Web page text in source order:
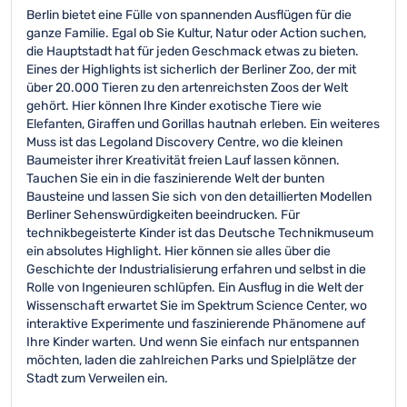
Berlin bietet eine Fülle von spannenden Ausflügen für die
ganze Familie. Egal ob Sie Kultur, Natur oder Action suchen,
die Hauptstadt hat für jeden Geschmack etwas zu bieten.
Eines der Highlights ist sicherlich der Berliner Zoo, der mit
über 20.000 Tieren zu den artenreichsten Zoos der Welt
gehört. Hier können Ihre Kinder exotische Tiere wie
Elefanten, Giraffen und Gorillas hautnah erleben. Ein weiteres
Muss ist das Legoland Discovery Centre, wo die kleinen
Baumeister ihrer Kreativität freien Lauf lassen können.
Tauchen Sie ein in die faszinierende Welt der bunten
Bausteine und lassen Sie sich von den detaillierten Modellen
Berliner Sehenswürdigkeiten beeindrucken. Für
technikbegeisterte Kinder ist das Deutsche Technikmuseum
ein absolutes Highlight. Hier können sie alles über die
Geschichte der Industrialisierung erfahren und selbst in die
Rolle von Ingenieuren schlüpfen. Ein Ausflug in die Welt der
Wissenschaft erwartet Sie im Spektrum Science Center, wo
interaktive Experimente und faszinierende Phänomene auf
Ihre Kinder warten. Und wenn Sie einfach nur entspannen
möchten, laden die zahlreichen Parks und Spielplätze der
Stadt zum Verweilen ein.